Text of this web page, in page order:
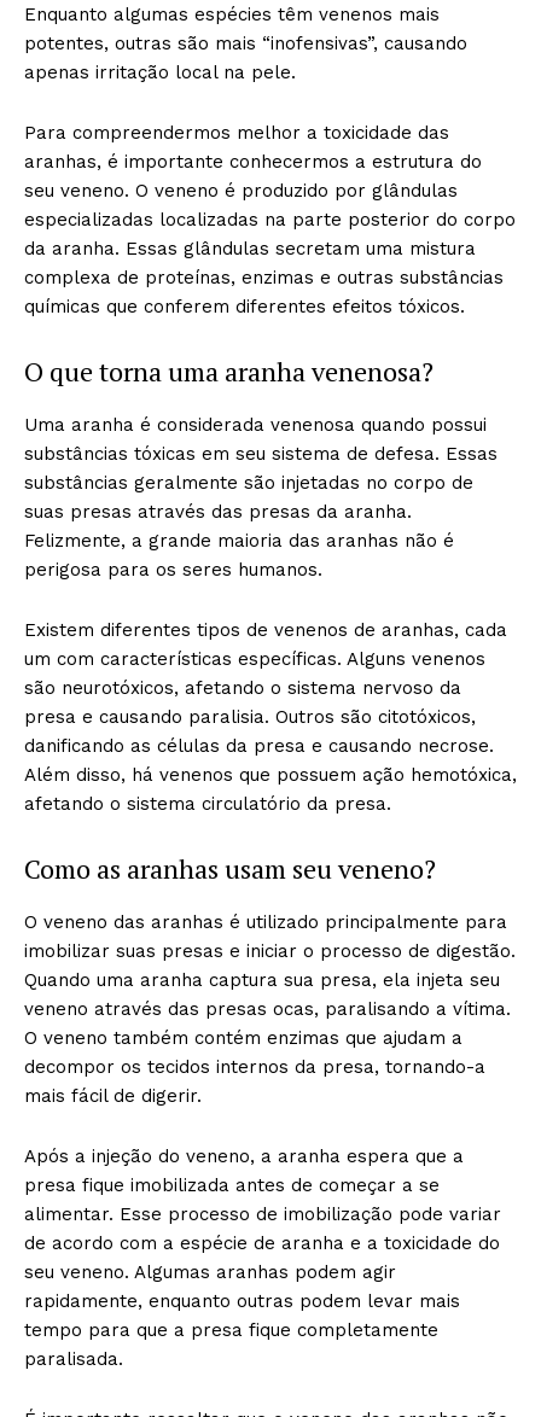
Enquanto algumas espécies têm venenos mais
potentes, outras são mais “inofensivas”, causando
apenas irritação local na pele.
Para compreendermos melhor a toxicidade das
aranhas, é importante conhecermos a estrutura do
seu veneno. O veneno é produzido por glândulas
especializadas localizadas na parte posterior do corpo
da aranha. Essas glândulas secretam uma mistura
complexa de proteínas, enzimas e outras substâncias
químicas que conferem diferentes efeitos tóxicos.
O que torna uma aranha venenosa?
Uma aranha é considerada venenosa quando possui
substâncias tóxicas em seu sistema de defesa. Essas
substâncias geralmente são injetadas no corpo de
suas presas através das presas da aranha.
Felizmente, a grande maioria das aranhas não é
perigosa para os seres humanos.
Existem diferentes tipos de venenos de aranhas, cada
um com características específicas. Alguns venenos
são neurotóxicos, afetando o sistema nervoso da
presa e causando paralisia. Outros são citotóxicos,
danificando as células da presa e causando necrose.
Além disso, há venenos que possuem ação hemotóxica,
afetando o sistema circulatório da presa.
Como as aranhas usam seu veneno?
O veneno das aranhas é utilizado principalmente para
imobilizar suas presas e iniciar o processo de digestão.
Quando uma aranha captura sua presa, ela injeta seu
veneno através das presas ocas, paralisando a vítima.
O veneno também contém enzimas que ajudam a
decompor os tecidos internos da presa, tornando-a
mais fácil de digerir.
Após a injeção do veneno, a aranha espera que a
presa fique imobilizada antes de começar a se
alimentar. Esse processo de imobilização pode variar
de acordo com a espécie de aranha e a toxicidade do
seu veneno. Algumas aranhas podem agir
rapidamente, enquanto outras podem levar mais
tempo para que a presa fique completamente
paralisada.